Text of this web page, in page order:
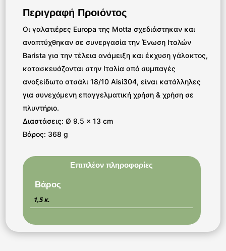
Περιγραφή Προιόντος
Οι γαλατιέρες Europa της Motta σχεδιάστηκαν και
αναπτύχθηκαν σε συνεργασία την Ένωση Ιταλών
Barista για την τέλεια ανάμειξη και έκχυση γάλακτος,
κατασκευάζονται στην Ιταλία από συμπαγές
ανοξείδωτο ατσάλι 18/10 Aisi304, είναι κατάλληλες
για συνεχόμενη επαγγελματική χρήση & χρήση σε
πλυντήριο.
Διαστάσεις: Ø 9.5 x 13 cm
Βάρος: 368 g
Επιπλέον πληροφορίες
Βάρος
1,5 κ.